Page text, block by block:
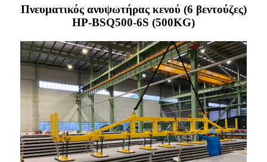
Πνευματικός ανυψωτήρας κενού (6 βεντούζες)
HP-BSQ500-6S (500KG)